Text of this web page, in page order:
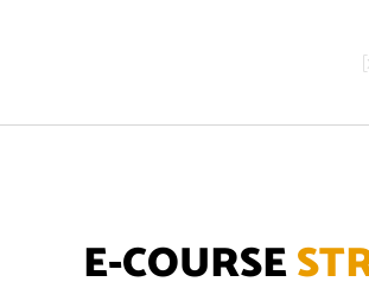
E-COURSE